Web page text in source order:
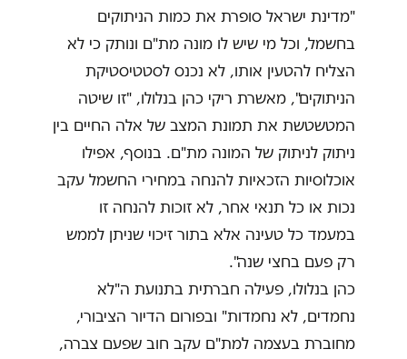
"מדינת ישראל סופרת את כמות הניתוקים
בחשמל, וכל מי שיש לו מונה מת"ם ונותק כי לא
הצליח להטעין אותו, לא נכנס לסטטיסטיקת
הניתוקים", מאשרת ריקי כהן בנלולו, "זו שיטה
המטשטשת את תמונת המצב של אלה החיים בין
ניתוק לניתוק של המונה מת"ם. בנוסף, אפילו
אוכלוסיות הזכאיות להנחה במחירי החשמל עקב
נכות או כל תנאי אחר, לא זוכות להנחה זו
במעמד כל טעינה אלא בתור זיכוי שניתן לממש
רק פעם בחצי שנה".
כהן בנלולו, פעילה חברתית בתנועת ה"לא
נחמדים, לא נחמדות" ובפורום הדיור הציבורי,
מחוברת בעצמה למת"ם עקב חוב שפעם צברה,